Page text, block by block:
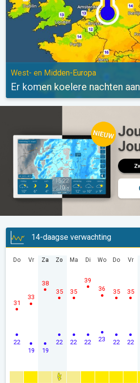
West- en Midden-Europa
Er komen koelere nachten aan
14-daagse verwachting
Do
22
31
Vr
19
33
Za
19
38
Zo
22
35
Ma
22
35
Di
22
39
Wo
23
36
Do
22
35
Vr
22
35